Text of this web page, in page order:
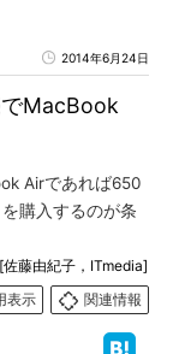
2014年6月24日
MacBook
Airであれば650
購入するのが条
[佐藤由紀子，ITmedia]
表示
関連情報